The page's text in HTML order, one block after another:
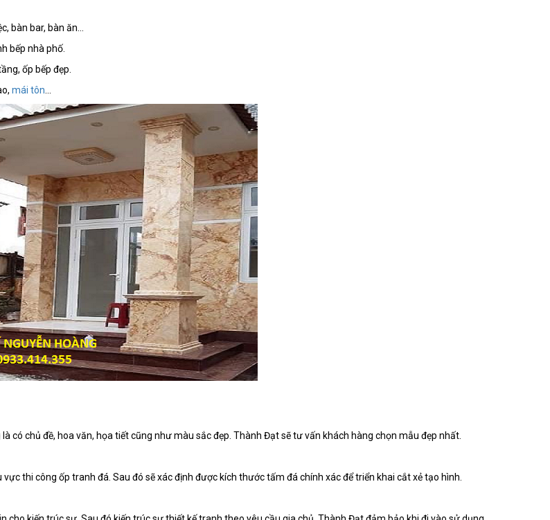
bàn bar, bàn ăn…
bếp nhà phố.
ốp bếp đẹp.
mái tôn
chủ đề, hoa văn, họa tiết cũng như màu sắc đẹp. Thành Đạt sẽ tư vấn khách hàng chọn mẫu đẹp nhất.
thi công ốp tranh đá. Sau đó sẽ xác định được kích thước tấm đá chính xác để triển khai cắt xẻ tạo hình.